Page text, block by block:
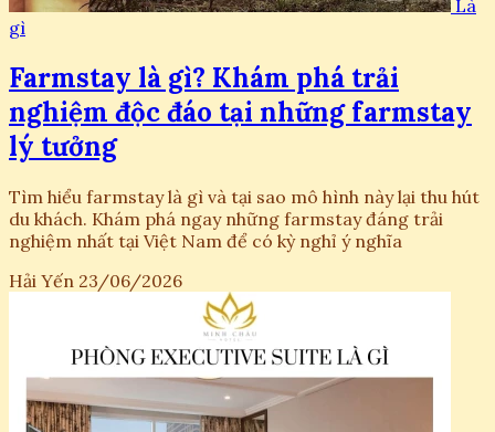
Là
gì
Farmstay là gì? Khám phá trải
nghiệm độc đáo tại những farmstay
lý tưởng
Tìm hiểu farmstay là gì và tại sao mô hình này lại thu hút
du khách. Khám phá ngay những farmstay đáng trải
nghiệm nhất tại Việt Nam để có kỳ nghỉ ý nghĩa
Hải Yến 23/06/2026